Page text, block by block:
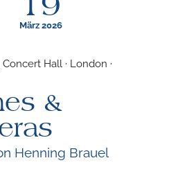
19
März 2026
Hall · London ·
&
Henning Brauel